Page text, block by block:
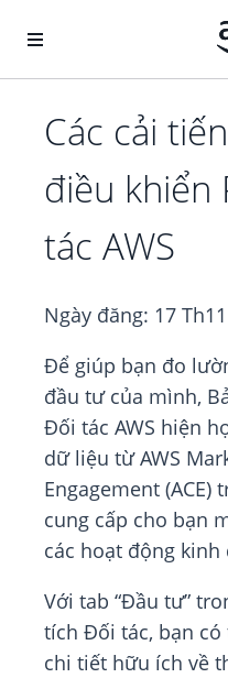
Các cải
điều khiển
tác AWS
Ngày đăng: 17
Để giúp bạn đo
đầu tư của mình,
Đối tác AWS hiện
dữ liệu từ AWS
Engagement
cung cấp cho bạn
các hoạt động kinh
Với tab “Đầu tư”
tích Đối tác, bạn
chi tiết hữu ích về